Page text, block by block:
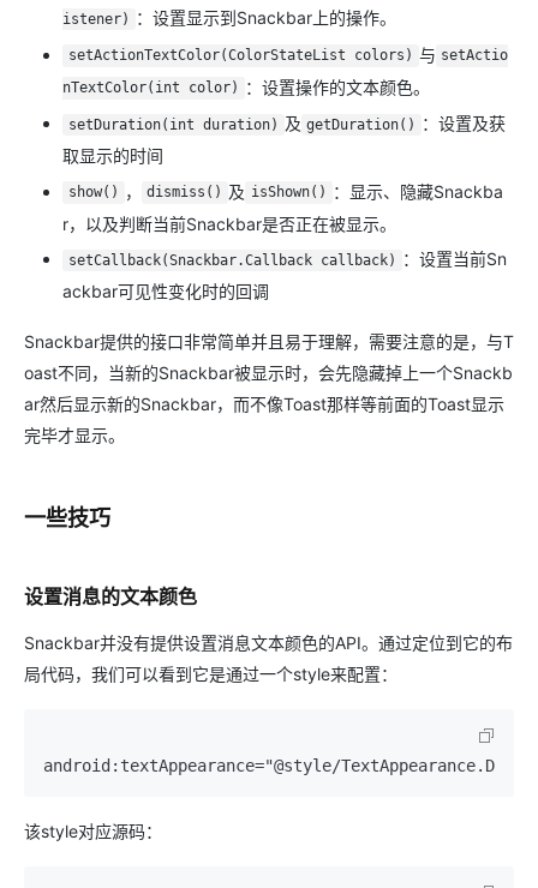
istener)
：设置显示到Snackbar上的操作。
setActionTextColor(ColorStateList colors) 与 setActio
nTextColor(int color)
：设置操作的文本颜色。
setDuration(int duration) 及 getDuration()
：设置及获
取显示的时间
show() ， dismiss() 及 isShown()
：显示、隐藏Snackba
r，以及判断当前Snackbar是否正在被显示。
setCallback(Snackbar.Callback callback)
：设置当前Sn
ackbar可见性变化时的回调
Snackbar提供的接口非常简单并且易于理解，需要注意的是，与T
oast不同，当新的Snackbar被显示时，会先隐藏掉上一个Snackb
ar然后显示新的Snackbar，而不像Toast那样等前面的Toast显示
完毕才显示。
一些技巧
设置消息的文本颜色
Snackbar并没有提供设置消息文本颜色的API。通过定位到它的布
局代码，我们可以看到它是通过一个style来配置：
android:textAppearance="@style/
该style对应源码：